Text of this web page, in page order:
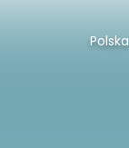
Polska